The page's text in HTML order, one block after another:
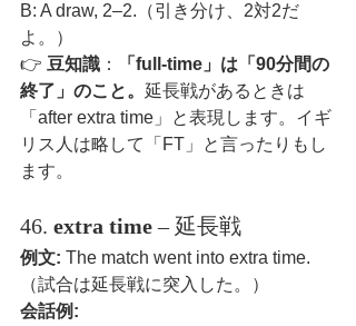
B: A draw, 2–2.（引き分け、2対2だ
よ。）
👉 豆知識 ：
「full-time」は「90分間の
終了」のこと。 延長戦があるときは
「after extra time」と表現します。イギ
リス人は略して「FT」と言ったりもし
ます。
46. extra time – 延長戦
例文: The match went into extra time.
（試合は延長戦に突入した。）
会話例: